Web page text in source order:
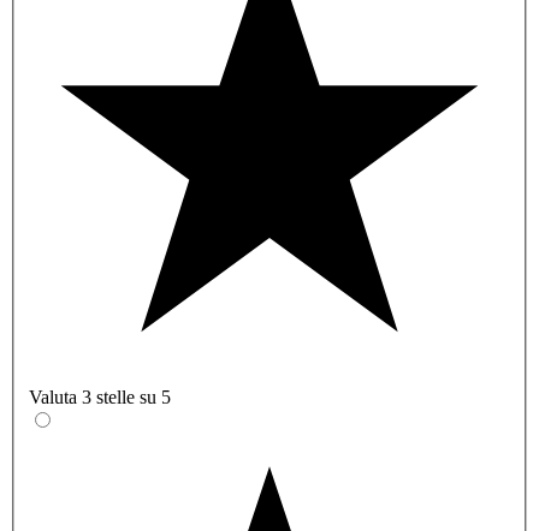
Valuta 3 stelle su 5